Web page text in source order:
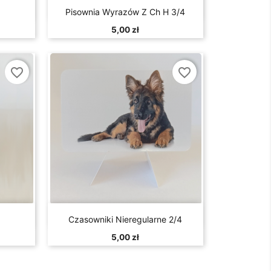
Szybki podgląd
Pisownia Wyrazów Z Ch H 3/4
5,00 zł
favorite_border
Szybki podgląd
Czasowniki Nieregularne 2/4
5,00 zł
favorite_border